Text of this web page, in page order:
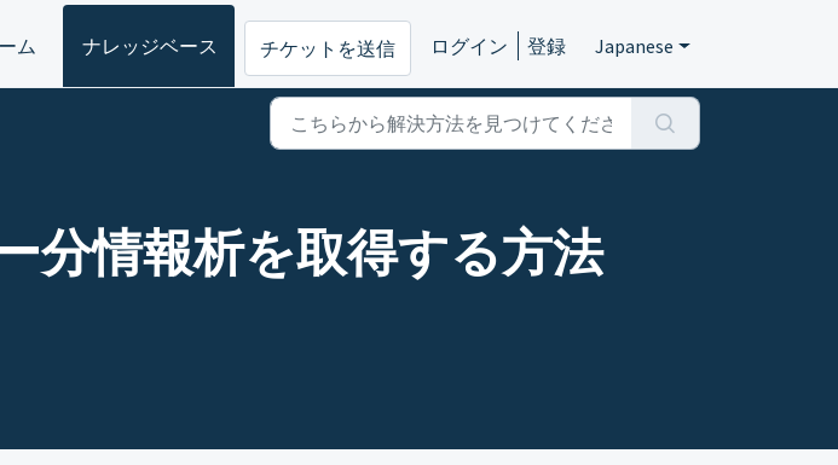
ム ナレッジベース チケットを送信 ログイン 登録 Japanese
分情報析を取得する方法